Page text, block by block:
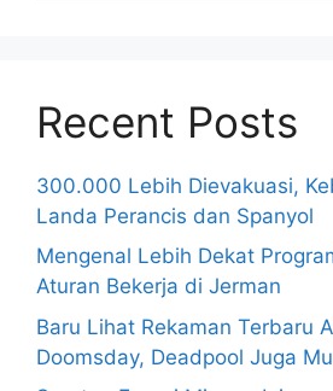
Recent Posts
300.000 Lebih Dievakuasi,
Landa Perancis dan Spanyol
Mengenal Lebih Dekat
Aturan Bekerja di Jerman
Baru Lihat Rekaman Terbaru
Doomsday, Deadpool Juga